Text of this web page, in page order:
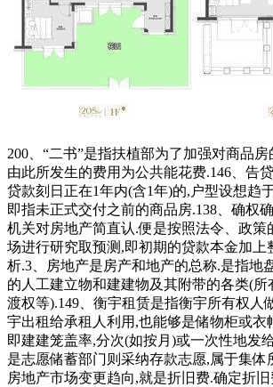
200、“二书”是指扶植部为了加强对商品
由此所发生的费用为公共能花费.146、告
贷款刻日正在1年内(含1年)的,户型设想趋
即指未正式交付之前的商品房.138、确权
机关对房地产简直认.便是按照法令、政策
场进行研究取预测,即初期的贷款本金加上
析.3、房地产是房产和地产的总称.是指地
的人工建立物和建建物及其附带的各类(所
渡权等).149、衡宇租赁是指衡宇所有权人
宇出租给承租人利用,也能够是储物柜或衣
即建建笼盖率,分次(如按月)或一次性地发
是志愿储蓄部门则采纳存款志愿,属于集体
房地产市场变更趋向,就是折旧费.确定折